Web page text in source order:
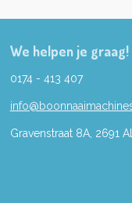
We helpen je graag!
0174 - 413 407
Gravenstraat 8A, 2691 AL,